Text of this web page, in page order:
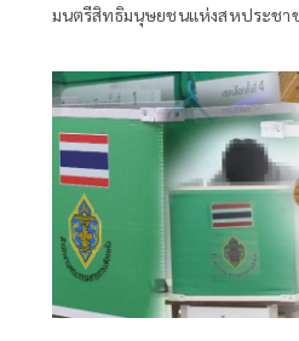
มนตรีสิทธิมนุษยชนแห่งสหประชา
รายงานพิเศษพาดพิงประเทศไทย
ชี้กระทบความเป็นกลาง -เที่ยงธรร